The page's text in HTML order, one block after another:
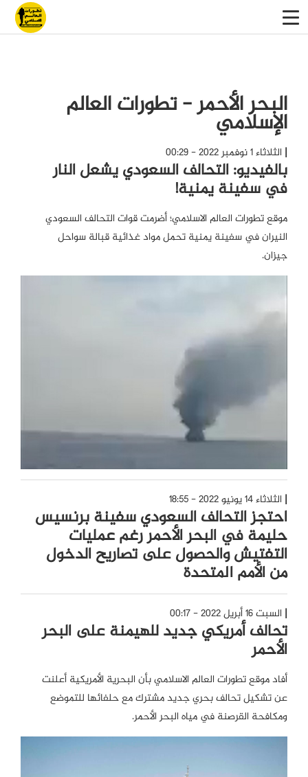
البحر الأحمر - تطورات العالم
الإسلامي
الثلاثاء 1 نوفمبر 2022 - 00:29
بالفيديو: التحالف السعودي يشعل النار
في سفينة يمنية!
موقع تطورات العالم الاسلامي؛ أضرمت قوات التحالف السعودي
النيران في سفينة يمنية تحمل مواد غذائية قبالة سواحل
جيزان.
الثلاثاء 14 يونيو 2022 - 18:55
احتجز التحالف السعودي سفينة برنسيس
حليمة في البحر الأحمر رغم عمليات
التفتيش والحصول على تصاريح الدخول
من الأمم المتحدة
السبت 16 أبريل 2022 - 00:17
تحالف أمريكي جديد للهيمنة على البحر
الأحمر
أفاد موقع تطورات العالم الاسلامي بأن البحرية الأمريكية أعلنت
عن تشكيل تحالف بحري جديد مشترك مع حلفائها للتموضع
ومكافحة القرصنة في مياه البحر الأحمر.